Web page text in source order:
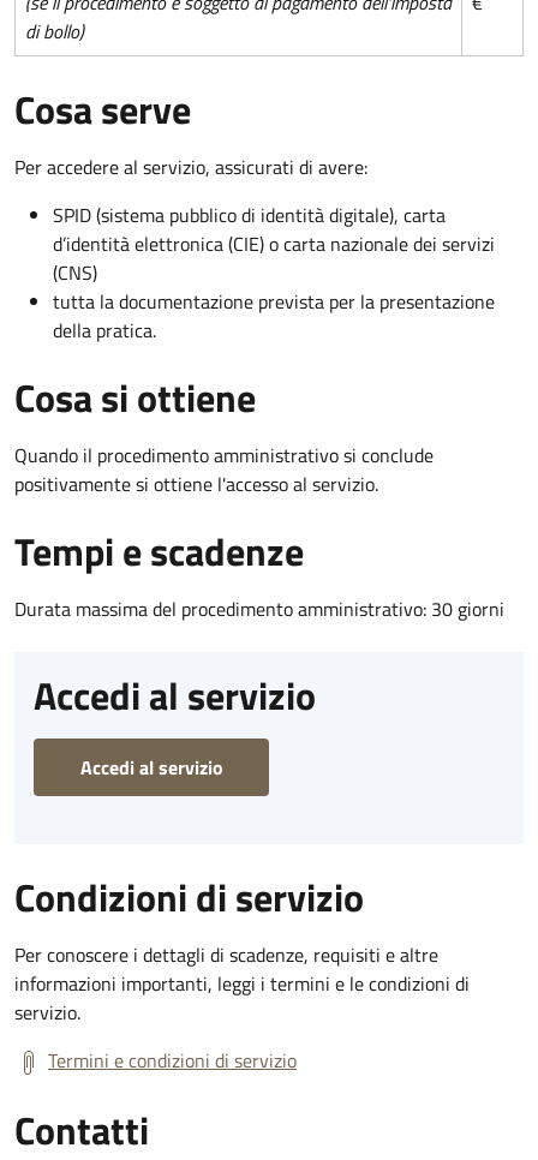
di bollo)
Cosa serve
Per accedere al servizio, assicurati di avere:
SPID (sistema pubblico di identità digitale), carta
d’identità elettronica (CIE) o carta nazionale dei servizi
(CNS)
tutta la documentazione prevista per la presentazione
della pratica.
Cosa si ottiene
Quando il procedimento amministrativo si conclude
positivamente si ottiene l'accesso al servizio.
Tempi e scadenze
Durata massima del procedimento amministrativo: 30 giorni
Accedi al servizio
Accedi al servizio
Condizioni di servizio
Per conoscere i dettagli di scadenze, requisiti e altre
informazioni importanti, leggi i termini e le condizioni di
servizio.
Termini e condizioni di servizio
Contatti